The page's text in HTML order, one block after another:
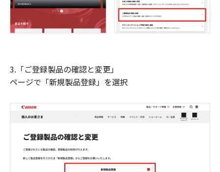
3.「ご登録製品の確認と変更」
ページで「新規製品登録」を選択